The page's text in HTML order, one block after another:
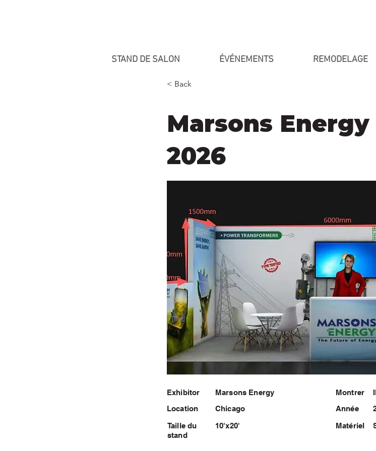
STAND DE SALON ÉVÉNEMENTS REMODELAGE
< Back
Marsons Energy
2026
Exhibitor
Location
Taille du
stand
Marsons Energy Montrer
Chicago
Année
10'x20'
Matériel